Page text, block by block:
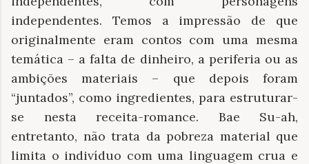
independentes. Temos a impressão de que
originalmente eram contos com uma mesma
temática – a falta de dinheiro, a periferia ou as
ambições materiais – que depois foram
“juntados”, como ingredientes, para estruturar-
se nesta receita-romance. Bae Su-ah,
entretanto, não trata da pobreza material que
limita o indivíduo com uma linguagem crua e